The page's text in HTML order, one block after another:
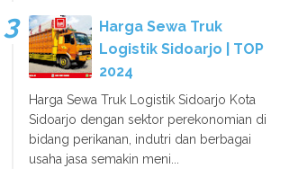
Harga Sewa Truk
Logistik Sidoarjo | TOP
2024
Harga Sewa Truk Logistik Sidoarjo Kota
Sidoarjo dengan sektor perekonomian di
bidang perikanan, indutri dan berbagai
usaha jasa semakin meni...